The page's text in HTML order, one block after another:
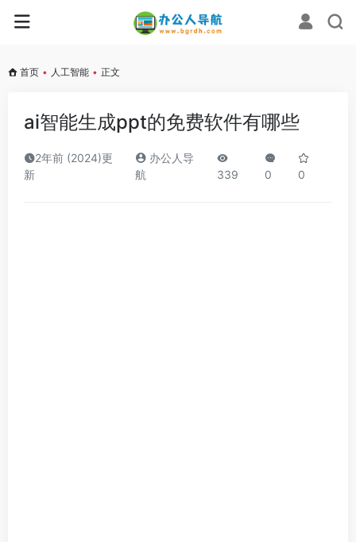
首页 • 人工智能 • 正文
ai智能生成ppt的免费软件有哪些
2年前 (2024)更
新
办公人导
航
339 0 0